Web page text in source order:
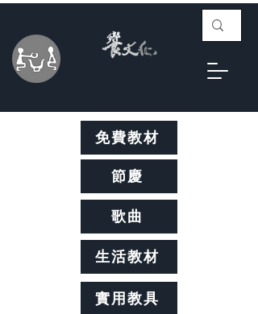
免費教材
實用教具
節慶
生活教材
歌曲